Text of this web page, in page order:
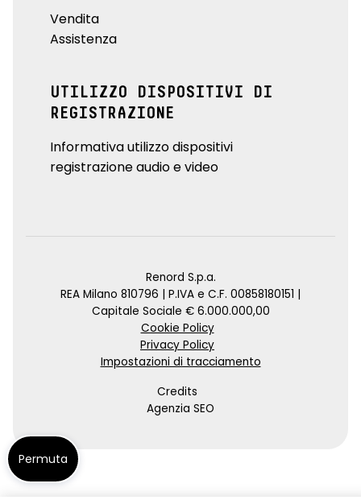
Vendita
Assistenza
UTILIZZO DISPOSITIVI DI
REGISTRAZIONE
Informativa utilizzo dispositivi
registrazione audio e video
Renord S.p.a.
REA Milano 810796 | P.IVA e C.F. 00858180151 |
Capitale Sociale € 6.000.000,00
Cookie Policy
Privacy Policy
Impostazioni di tracciamento
Credits
Agenzia SEO
Permuta